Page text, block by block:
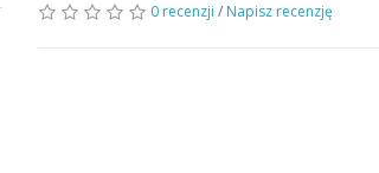
0 recenzji / Napisz recenzję